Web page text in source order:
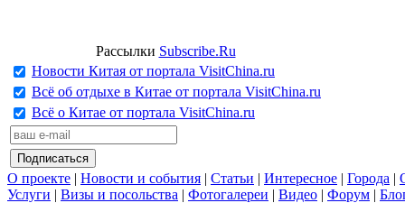
Рассылки Subscribe.Ru
Новости Китая от портала VisitChina.ru
Всё об отдыхе в Китае от портала VisitChina.ru
Всё о Китае от портала VisitChina.ru
О проекте | Новости и события | Статьи | Интересное | Города |
Услуги | Визы и посольства | Фотогалереи | Видео | Форум |